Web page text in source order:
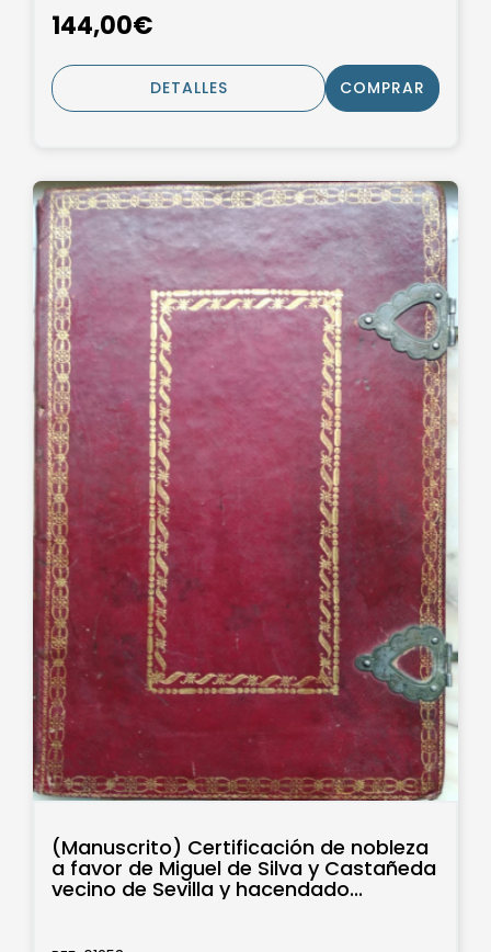
144,00€
DETALLES COMPRAR
(Manuscrito) Certificación de nobleza
a favor de Miguel de Silva y Castañeda
vecino de Sevilla y hacendado...